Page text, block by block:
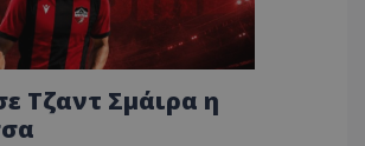
Τζαντ Σμάιρα η